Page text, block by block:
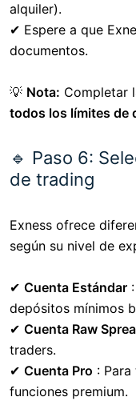
alquiler).
✔ Espere a que
documentos.
💡 Nota: Completar
todos los límites de
🔹 Paso 6:
de trading
Exness ofrece
según su nivel de
✔ Cuenta Estándar
depósitos mínimos
✔ Cuenta Raw
traders.
✔ Cuenta Pro :
funciones premium.